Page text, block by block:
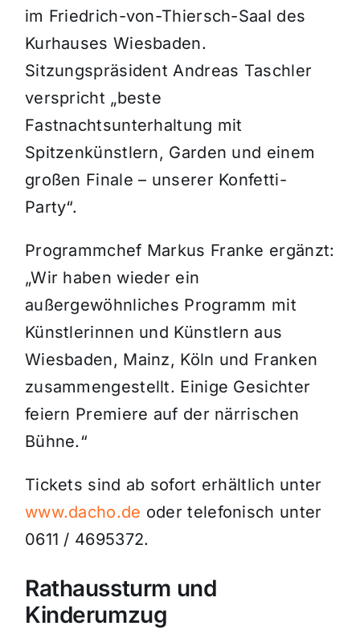
im Friedrich-von-Thiersch-Saal des
Kurhauses Wiesbaden.
Sitzungspräsident Andreas Taschler
verspricht „beste
Fastnachtsunterhaltung mit
Spitzenkünstlern, Garden und einem
großen Finale – unserer Konfetti-
Party“.
Programmchef Markus Franke ergänzt:
„Wir haben wieder ein
außergewöhnliches Programm mit
Künstlerinnen und Künstlern aus
Wiesbaden, Mainz, Köln und Franken
zusammengestellt. Einige Gesichter
feiern Premiere auf der närrischen
Bühne.“
Tickets sind ab sofort erhältlich unter
www.dacho.de oder telefonisch unter
0611 / 4695372.
Rathaussturm und
Kinderumzug